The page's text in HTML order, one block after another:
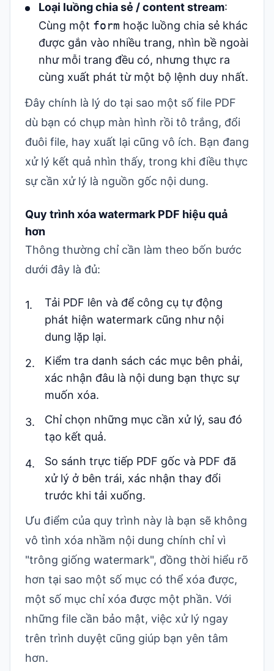
Loại luồng chia sẻ / content stream:
Cùng một form hoặc luồng chia sẻ khác
được gắn vào nhiều trang, nhìn bề ngoài
như mỗi trang đều có, nhưng thực ra
cùng xuất phát từ một bộ lệnh duy nhất.
Đây chính là lý do tại sao một số file PDF
dù bạn có chụp màn hình rồi tô trắng, đổi
đuôi file, hay xuất lại cũng vô ích. Bạn đang
xử lý kết quả nhìn thấy, trong khi điều thực
sự cần xử lý là nguồn gốc nội dung.
Quy trình xóa watermark PDF hiệu quả
hơn
Thông thường chỉ cần làm theo bốn bước
dưới đây là đủ:
Tải PDF lên và để công cụ tự động
phát hiện watermark cũng như nội
dung lặp lại.
Kiểm tra danh sách các mục bên phải,
xác nhận đâu là nội dung bạn thực sự
muốn xóa.
Chỉ chọn những mục cần xử lý, sau đó
tạo kết quả.
So sánh trực tiếp PDF gốc và PDF đã
xử lý ở bên trái, xác nhận thay đổi
trước khi tải xuống.
Ưu điểm của quy trình này là bạn sẽ không
vô tình xóa nhầm nội dung chính chỉ vì
"trông giống watermark", đồng thời hiểu rõ
hơn tại sao một số mục có thể xóa được,
một số mục chỉ xóa được một phần. Với
những file cần bảo mật, việc xử lý ngay
trên trình duyệt cũng giúp bạn yên tâm
hơn.